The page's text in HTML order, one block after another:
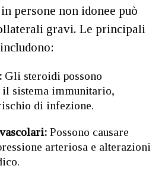
persone non idonee può
gravi. Le principali
Gli steroidi possono
il sistema immunitario,
di infezione.
Possono causare
arteriosa e alterazioni